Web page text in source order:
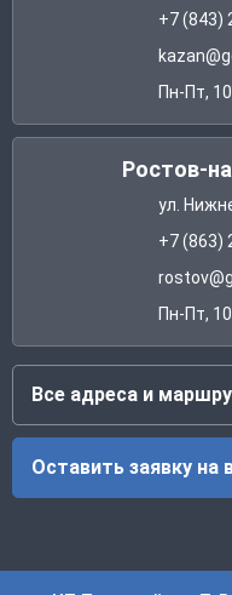
+7 (843)
Пн-Пт,
Ростов-
ул.
+7 (863)
Пн-Пт,
Все адреса и
Оставить заявку на